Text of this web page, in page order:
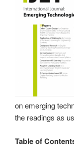
on emerging
the readings as
Table of